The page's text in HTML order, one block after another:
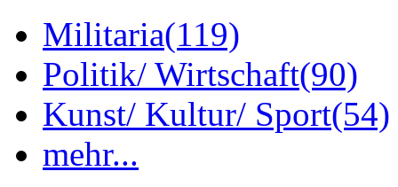
Militaria(119)
Politik/ Wirtschaft(90)
Kunst/ Kultur/ Sport(54)
mehr...